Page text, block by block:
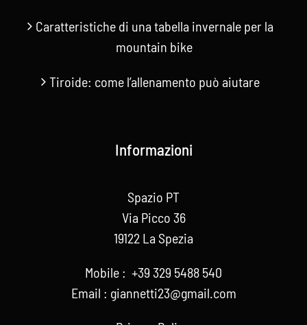
Caratteristiche di una tabella invernale per la
mountain bike
Tiroide: come l’allenamento può aiutare
Informazioni
Spazio PT
Via Picco 36
19122 La Spezia
Mobile : +39 329 5488 540
Email : giannetti23@gmail.com